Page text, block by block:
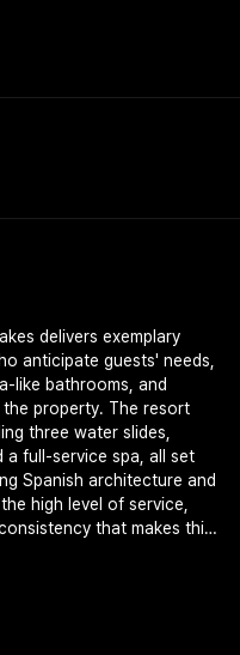
delivers exemplary
anticipate guests' needs,
like bathrooms, and
property. The resort
three water slides,
a full-service spa, all set
Spanish architecture and
high level of service,
that makes this
getaway.